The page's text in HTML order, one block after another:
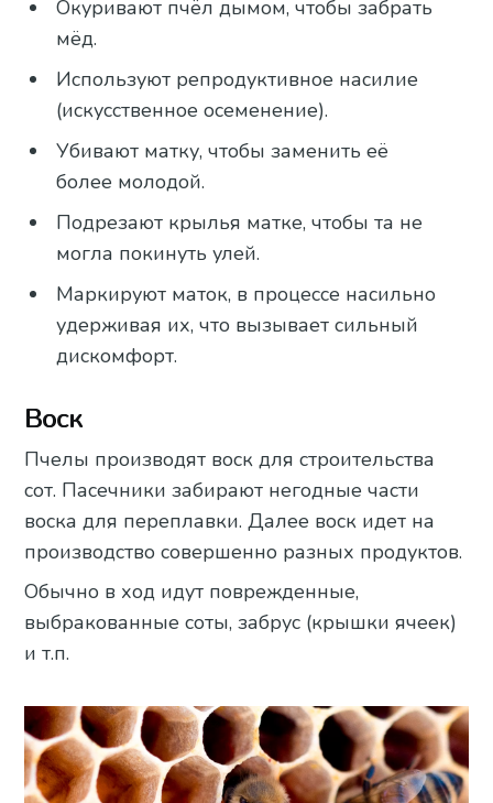
Окуривают пчёл дымом, чтобы забрать
мёд.
Используют репродуктивное насилие
(искусственное осеменение).
Убивают матку, чтобы заменить её
более молодой.
Подрезают крылья матке, чтобы та не
могла покинуть улей.
Маркируют маток, в процессе насильно
удерживая их, что вызывает сильный
дискомфорт.
Воск
Пчелы производят воск для строительства
сот. Пасечники забирают негодные части
воска для переплавки. Далее воск идет на
производство совершенно разных продуктов.
Обычно в ход идут поврежденные,
выбракованные соты, забрус (крышки ячеек)
и т.п.